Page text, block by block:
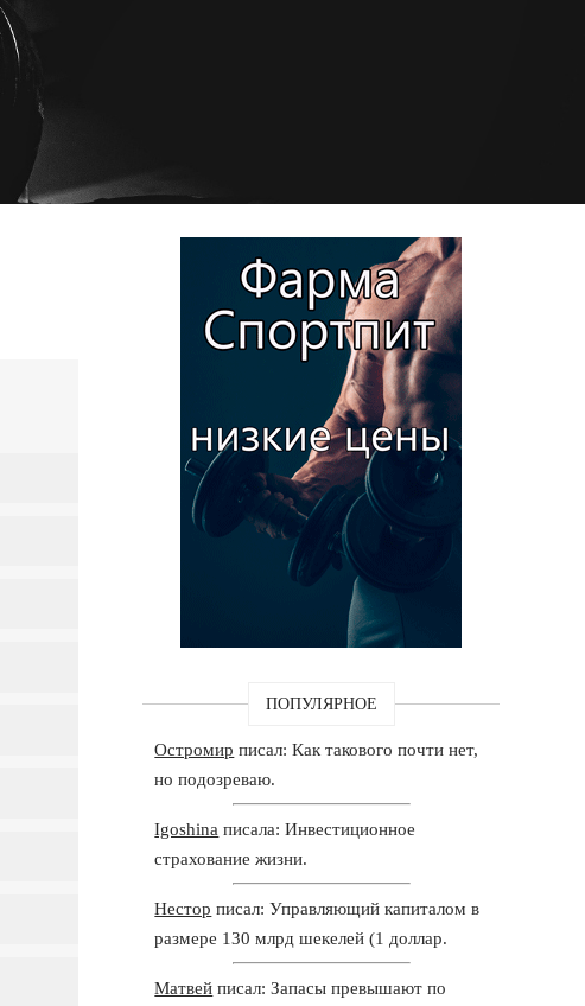
ПОПУЛЯРНОЕ
Остромир писал: Как такового почти нет,
но подозреваю.
Igoshina писала: Инвестиционное
страхование жизни.
Нестор писал: Управляющий капиталом в
размере 130 млрд шекелей (1 доллар.
Матвей писал: Запасы превышают по